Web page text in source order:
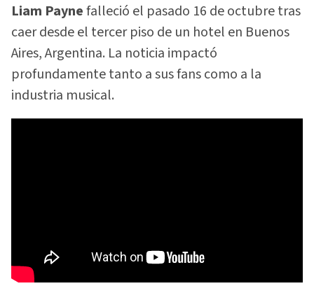
Liam Paynefalleció el pasado 16 de octubre tras
caer desde el tercer piso de un hotel en Buenos
Aires, Argentina. La noticia impactó
profundamente tanto a sus fans como a la
industria musical.